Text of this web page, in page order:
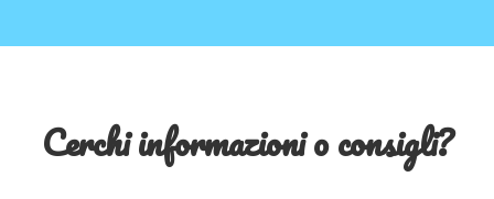
Cerchi informazioni o consigli?